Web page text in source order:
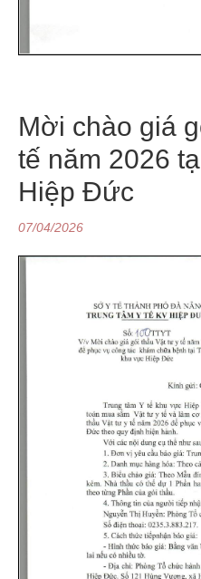
Mời chào giá
tế năm 2026
Hiệp Đức
07/04/2026